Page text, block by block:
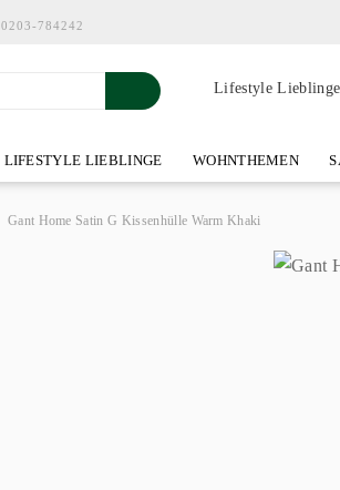
0203-784242
Lifestyle
LIFESTYLE LIEBLINGE WOHNTHEMEN
Gant Home Satin G Kissenhülle Warm Khaki